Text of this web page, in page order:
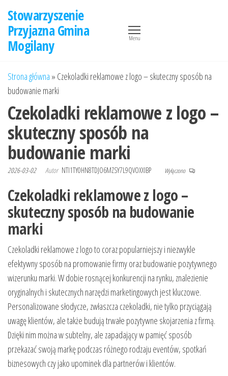
treści
Stowarzyszenie
Przyjazna Gmina
Mogilany
Menu
Strona główna » Czekoladki reklamowe z logo – skuteczny sposób na
budowanie marki
Czekoladki reklamowe z logo –
skuteczny sposób na
budowanie marki
2026-03-02 Autor NTI1TY0HN8TDJO6MZSY7L9QVOXXIBP Wyłączono
Czekoladki reklamowe z logo –
skuteczny sposób na budowanie
marki
Czekoladki reklamowe z logo to coraz popularniejszy i niezwykle
efektywny sposób na promowanie firmy oraz budowanie pozytywnego
wizerunku marki. W dobie rosnącej konkurencji na rynku, znalezienie
oryginalnych i skutecznych narzędzi marketingowych jest kluczowe.
Personalizowane słodycze, zwłaszcza czekoladki, nie tylko przyciągają
uwagę klientów, ale także budują trwałe pozytywne skojarzenia z firmą.
Dzięki nim można w subtelny, ale zapadający w pamięć sposób
przekazać swoją markę podczas różnego rodzaju eventów, spotkań
biznesowych czy jako upominek dla partnerów i klientów.